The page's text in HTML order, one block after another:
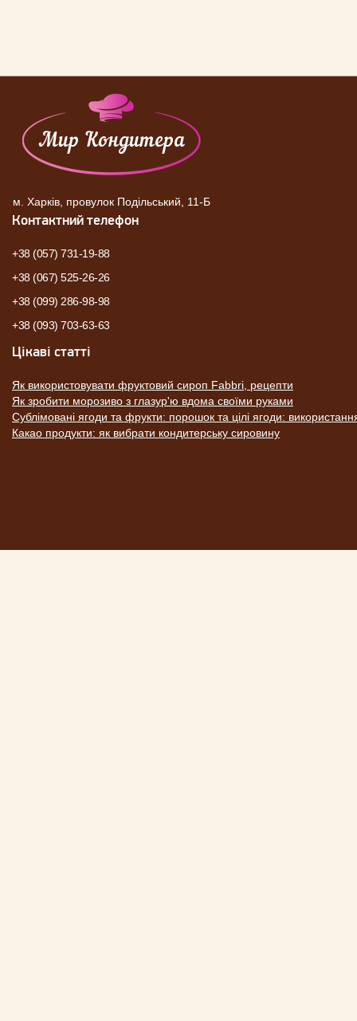
м. Харків, провулок Подільський, 11-Б
Контактний телефон
+38 (057) 731-19-88
+38 (067) 525-26-26
+38 (099) 286-98-98
+38 (093) 703-63-63
Цікаві статті
Як використовувати фруктовий сироп Fabbri, рецепти
Як зробити морозиво з глазур'ю вдома своїми руками
Сублімовані ягоди та фрукти: порошок та цілі ягоди:
Какао продукти: як вибрати кондитерську сировину